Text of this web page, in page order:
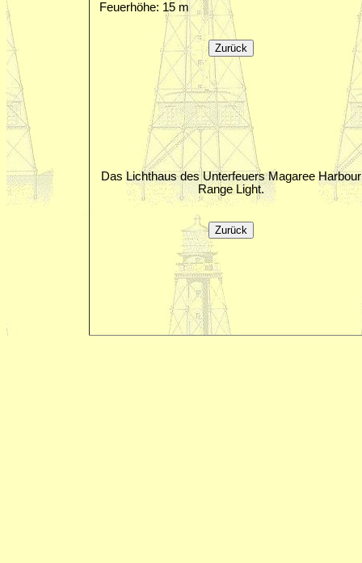
Feuerhöhe: 15 m
Das Lichthaus des Unterfeuers Magaree Harbour
Range Light.